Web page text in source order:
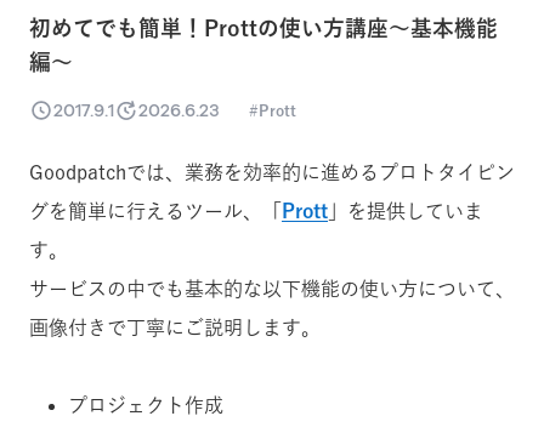
初めてでも簡単！Prottの使い方講座〜基本機能
編〜
2017.9.1 2026.6.23 Prott
Goodpatchでは、業務を効率的に進めるプロトタイピン
グを簡単に行えるツール、「
Prott 」を提供していま
す。
サービスの中でも基本的な以下機能の使い方について、
画像付きで丁寧にご説明します。
プロジェクト作成